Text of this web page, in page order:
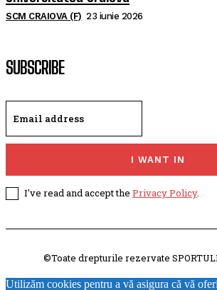
SCM CRAIOVA (F) 23 iunie 2026
SUBSCRIBE
I WANT IN
I've read and accept the Privacy Policy.
©Toate drepturile rezervate
Utilizăm cookies pentru a vă asigura că vă